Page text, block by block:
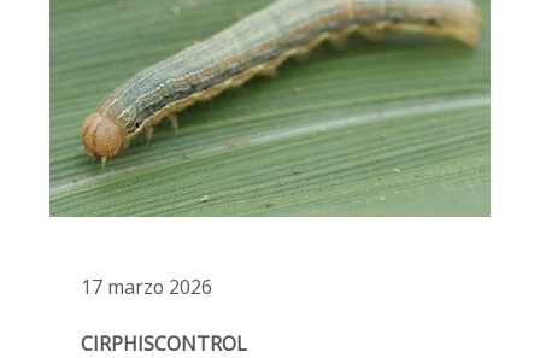
17 marzo 2026
CIRPHISCONTROL